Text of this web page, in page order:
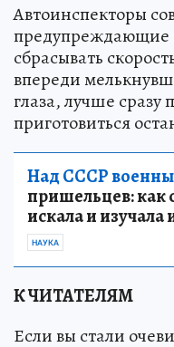
Автоинспекторы
предупреждающие
сбрасывать
впереди
глаза, лучше сразу
приготовиться
Над СССР
пришельцев: как
искала и
НАУКА
К ЧИТАТЕЛЯМ
Если вы стали